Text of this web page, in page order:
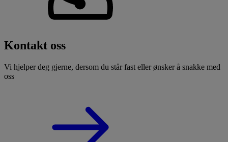
Kontakt oss
Vi hjelper deg gjerne, dersom du står fast eller ønsker å snakke med
oss